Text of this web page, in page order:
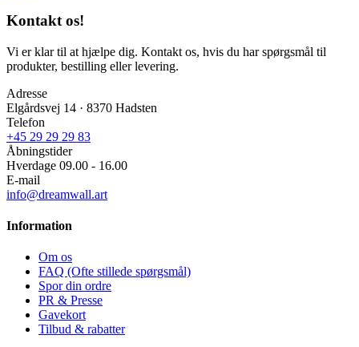
Kontakt os!
Vi er klar til at hjælpe dig. Kontakt os, hvis du har spørgsmål til
produkter, bestilling eller levering.
Adresse
Elgårdsvej 14 · 8370 Hadsten
Telefon
+45 29 29 29 83
Åbningstider
Hverdage 09.00 - 16.00
E-mail
info@dreamwall.art
Information
Om os
FAQ (Ofte stillede spørgsmål)
Spor din ordre
PR & Presse
Gavekort
Tilbud & rabatter